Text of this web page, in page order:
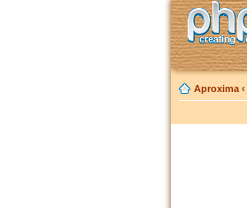
Aproxima ‹